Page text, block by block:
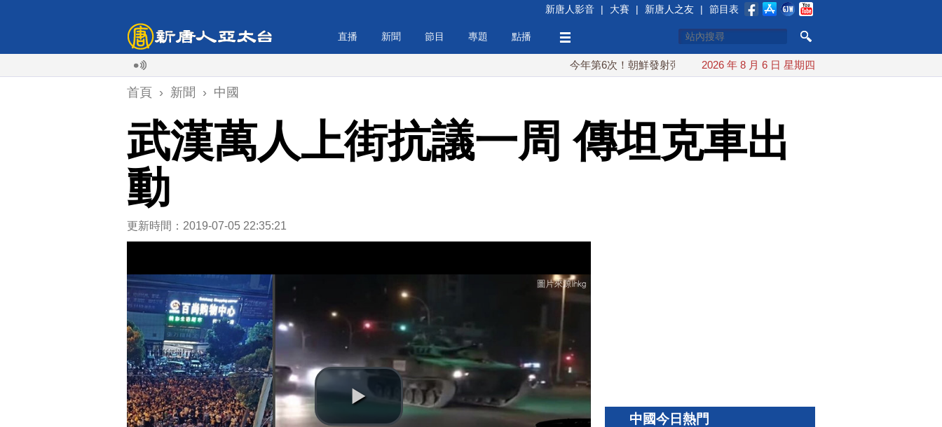
新唐人影音 | 大賽 | 新唐人之友 | 節目表
直播 新聞 節目 專題 點播
今年第6次！朝鮮發射彈道導彈 落日本EEZ外 紅海戰火續升溫 也門胡塞武裝稱又襲
2026 年 8 月 6 日 星期四
首頁 › 新聞 › 中國
武漢萬人上街抗議一周 傳坦克車出
動
更新時間：2019-07-05 22:35:21
中國今日熱門